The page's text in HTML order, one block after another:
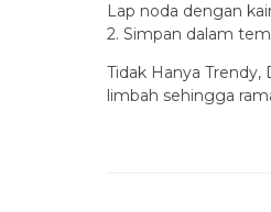
Lap noda dengan
2. Simpan dalam
Tidak Hanya
limbah sehingga